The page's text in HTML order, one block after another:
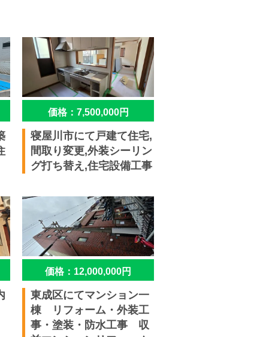
価格：7,500,000円
寝屋川市にて戸建て住宅,
間取り変更,外装シーリン
グ打ち替え,住宅設備工事
価格：12,000,000円
東成区にてマンション一
棟 リフォーム・外装工
事・塗装・防水工事 収